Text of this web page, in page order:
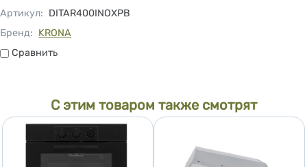
Артикул: DITAR400INOXPB
Бренд: KRONA
СравнитьСравнить
С этим товаром также смотрят